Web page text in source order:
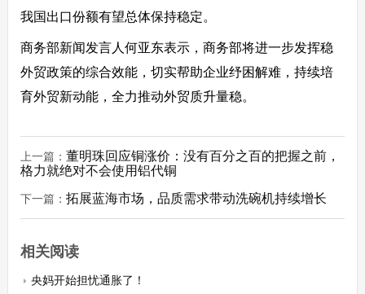
我国出口份额有望总体保持稳定。
商务部新闻发言人何亚东表示，商务部将进一步发挥稳
外贸政策的综合效能，切实帮助企业纾困解难，持续培
育外贸新动能，全力推动外贸质升量稳。
上一篇： 董明珠回应铜涨价：没有百分之百的把握之前，
格力就绝对不会使用铝代铜
下一篇： 拓展蓝海市场，品质需求带动洗碗机持续增长
相关阅读
央妈开始担忧通胀了！